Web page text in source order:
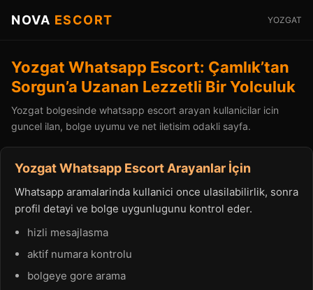
NOVA ESCORT YOZGAT
Yozgat Whatsapp Escort: Çamlık’tan
Sorgun’a Uzanan Lezzetli Bir Yolculuk
Yozgat bolgesinde whatsapp escort arayan kullanicilar icin
guncel ilan, bolge uyumu ve net iletisim odakli sayfa.
Yozgat Whatsapp Escort Arayanlar İçin
Whatsapp aramalarinda kullanici once ulasilabilirlik, sonra
profil detayi ve bolge uygunlugunu kontrol eder.
hizli mesajlasma
aktif numara kontrolu
bolgeye gore arama